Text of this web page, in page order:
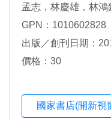
孟志，林慶雄，林鴻
許超群，許端容，許
GPN：1010602828
出版／創刊日期：
價格：30
國家書店(開新視